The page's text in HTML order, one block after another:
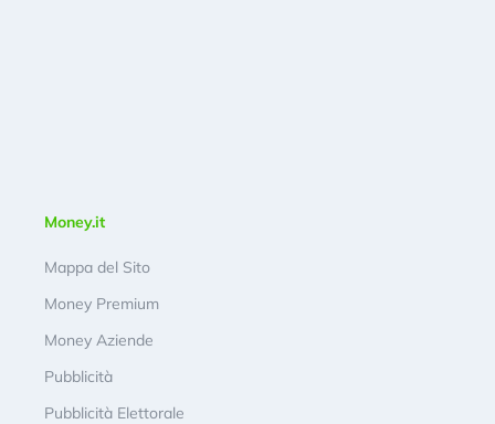
Money.it
Mappa del Sito
Money Premium
Money Aziende
Pubblicità
Pubblicità Elettorale